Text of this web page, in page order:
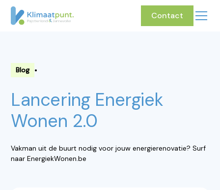
Contact
Blog •
Lancering Energiek
Wonen 2.0
Vakman uit de buurt nodig voor jouw energierenovatie? Surf
naar EnergiekWonen.be